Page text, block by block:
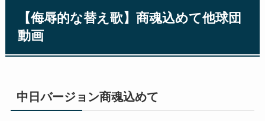
【侮辱的な替え歌】商魂込めて他球団
動画
中日バージョン商魂込めて